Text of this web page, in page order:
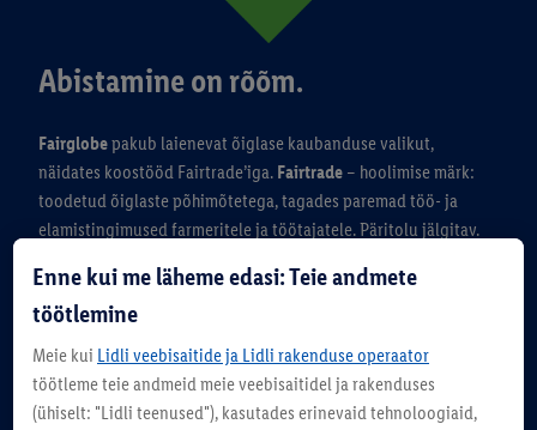
Abistamine on rõõm.
Fairglobepakub laienevat õiglase kaubanduse valikut,
näidates koostööd Fairtrade’iga. Fairtrade – hoolimise märk:
toodetud õiglaste põhimõtetega, tagades paremad töö- ja
elamistingimused farmeritele ja töötajatele. Päritolu jälgitav.
Enne kui me läheme edasi: Teie andmete
töötlemine
Meie kui Lidli veebisaitide ja Lidli rakenduse operaator
töötleme teie andmeid meie veebisaitidel ja rakenduses
(ühiselt: "Lidli teenused"), kasutades erinevaid tehnoloogiaid,